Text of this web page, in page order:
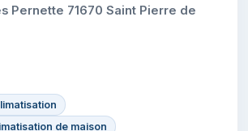
Pernette 71670 Saint Pierre de
de maison